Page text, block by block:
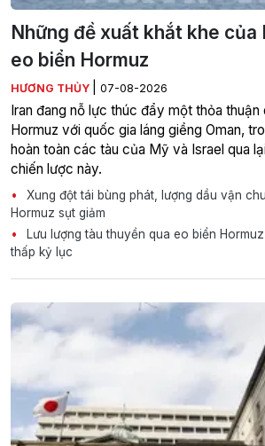
Những đề xuất khắt khe của
eo biển Hormuz
HƯƠNG THỦY 07-08-2026
Iran đang nỗ lực thúc đẩy một thỏa thuận
Hormuz với quốc gia láng giềng Oman,
hoàn toàn các tàu của Mỹ và Israel qua
chiến lược này.
Xung đột tái bùng phát, lượng dầu vận
Hormuz sụt giảm
Lưu lượng tàu thuyền qua eo biển
thấp kỷ lục